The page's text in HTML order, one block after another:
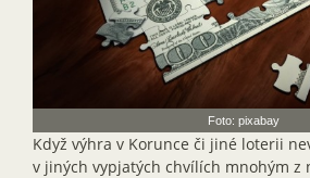
Foto: pixabay
Když výhra v Korunce či jiné loterii
v jiných vypjatých chvílích mnohým z